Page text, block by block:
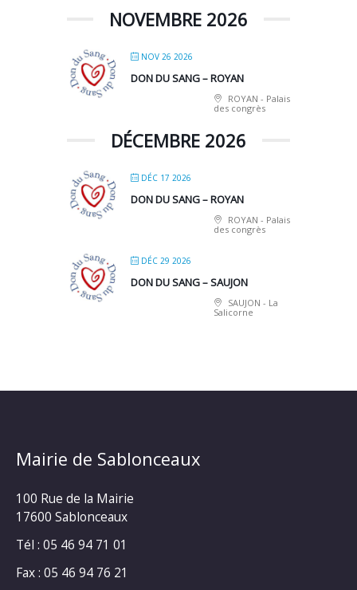
NOVEMBRE 2026
NOV 26 2026
DON DU SANG – ROYAN
ROYAN - Palais
des congrès
DÉCEMBRE 2026
DÉC 17 2026
DON DU SANG – ROYAN
ROYAN - Palais
des congrès
DÉC 29 2026
DON DU SANG – SAUJON
SAUJON - La
Salicorne
Mairie de Sablonceaux
100 Rue de la Mairie
17600 Sablonceaux
Tél : 05 46 94 71 01
Fax : 05 46 94 76 21